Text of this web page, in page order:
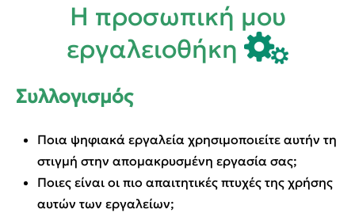
Η προσωπική μου
εργαλειοθήκη
Συλλογισμός
Ποια ψηφιακά εργαλεία χρησιμοποιείτε αυτήν τη
στιγμή στην απομακρυσμένη εργασία σας;
Ποιες είναι οι πιο απαιτητικές πτυχές της χρήσης
αυτών των εργαλείων;